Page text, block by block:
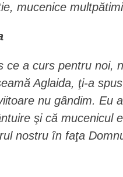
mucenice
ce a curs pentru noi,
Aglaida, ţi-a
nu gândim. Eu
şi că mucenicul
nostru în faţa